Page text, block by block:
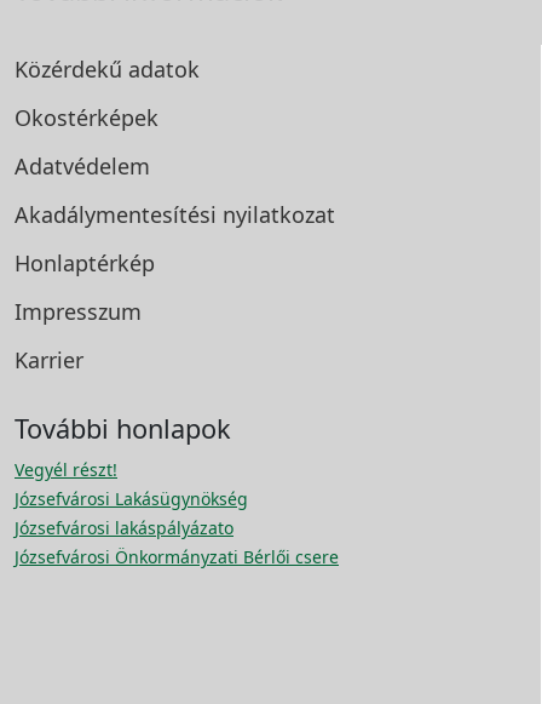
Közérdekű adatok
Okostérképek
Adatvédelem
Akadálymentesítési nyilatkozat
Honlaptérkép
Impresszum
Karrier
További honlapok
Vegyél részt!
Józsefvárosi Lakásügynökség
Józsefvárosi lakáspályázato
Józsefvárosi Önkormányzati Bérlői csere